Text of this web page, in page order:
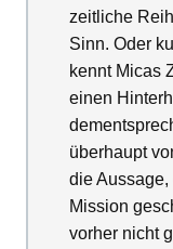
zeitliche
Sinn. Oder
kennt Micas
einen
überhaupt
die
Mission
vorher nicht